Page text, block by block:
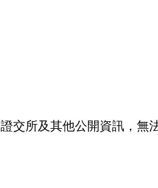
交所及其他公開資訊，無